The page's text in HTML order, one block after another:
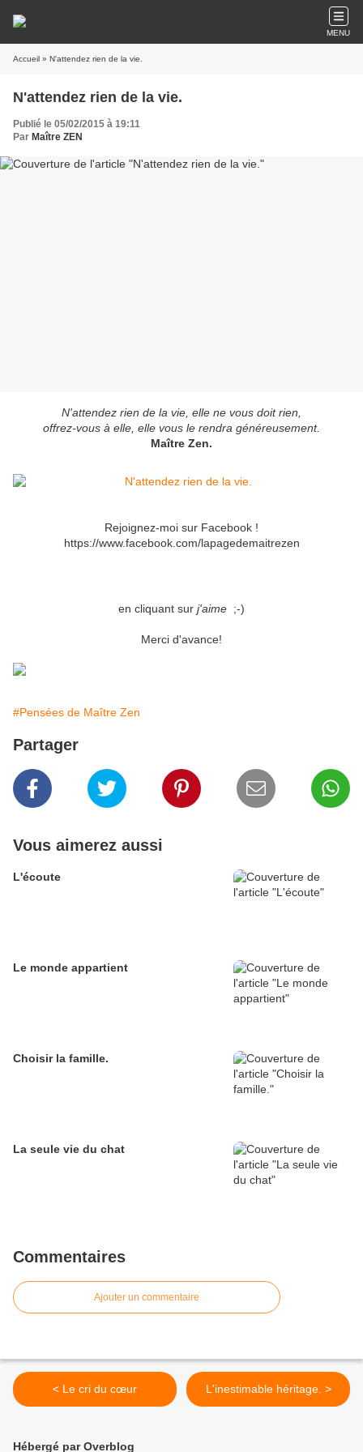
MENU
Accueil » N'attendez rien de la vie.
N'attendez rien de la vie.
Publié le 05/02/2015 à 19:11
Par Maître ZEN
N'attendez rien de la vie, elle ne vous doit rien,
offrez-vous à elle, elle vous le rendra généreusement.
Maître Zen.
Rejoignez-moi sur Facebook !
https://www.facebook.com/lapagedemaitrezen
en cliquant sur j'aime ;-)
Merci d'avance!
#Pensées de Maître Zen
Partager
Vous aimerez aussi
L'écoute
Le monde appartient
Choisir la famille.
La seule vie du chat
Commentaires
Ajouter un commentaire
< Le cri du cœur L'inestimable héritage. >
Hébergé par Overblog